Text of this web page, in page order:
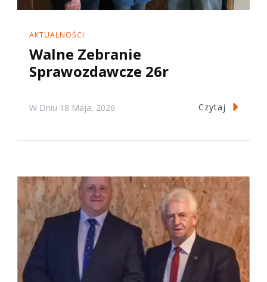
AKTUALNOŚCI
Walne Zebranie
Sprawozdawcze 26r
W Dniu 18 Maja, 2026 Czytaj